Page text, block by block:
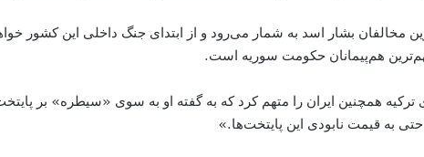
مخالفان بشار اسد به شمار می‌رود و از ابتدای جنگ داخلی این کشور
هم‌پیمانان حکومت سوریه است.
همچنین ایران را متهم کرد که به گفته او به سوی «سیطره» بر
به قیمت نابودی این پایتخت‌ها.»